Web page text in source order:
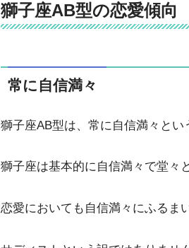
獅子座AB型の恋愛傾向
常に自信満々
獅子座AB型は、常に自信満々とい
獅子座は基本的に自信満々で堂々
恋愛においても自信満々にふるま